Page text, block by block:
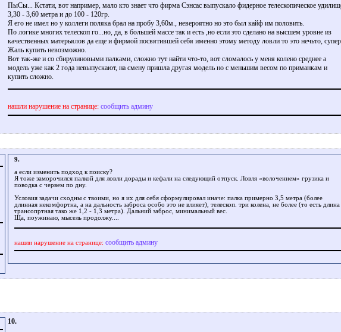
ПыСы... Кстати, вот например, мало кто знает что фирма Сэнсас выпускало фидерное телескопическое
3,30 - 3,60 метра и до 100 - 120гр.
Я его не имел но у коллеги поляка брал на пробу 3,60м., невероятно но это был кайф им половить.
По логике многих телескоп го...но, да, в большей массе так и есть ,но если это сделано на высшем уровне из
качественных матерьялов да еще и фирмой посвятившей себя именно этому методу ловли то это нечьто,
Жаль купить невозможно.
Вот так-же и со сбирулиновыми палками, сложно тут найти что-то, вот сломалось у меня колено среднее а
модель уже как 2 года невыпускают, на смену пришла другая модель но с меньшим весом по приманкам и
купить сложно.
нашли нарушение на странице: сообщить админу
9.
а если изменить подход к поиску?
Я тоже заморочился палкой для ловли дорады и кефали на следующий отпуск. Ловля «волочением» грузика и
поводка с червем по дну.
Условия задачи сходны с твоими, но я их для себя сформулировал иначе: палка примерно 3,5 метра (более
длинная некомфортна, а на дальность заброса особо это не влияет), телескоп. три колена, не более (то есть длина
трансопртная тако же 1,2 - 1,3 метра). Дальний заброс, минимальный вес.
Ща, поужинаю, мысель продолжу....
нашли нарушение на странице: сообщить админу
10.